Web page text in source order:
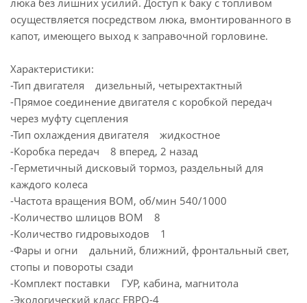
люка без лишних усилий. Доступ к баку с топливом
осуществляется посредством люка, вмонтированного в
капот, имеющего выход к заправочной горловине.
Характеристики:
-Тип двигателя дизельный, четырехтактный
-Прямое соединение двигателя с коробкой передач
через муфту сцепления
-Тип охлаждения двигателя жидкостное
-Коробка передач 8 вперед, 2 назад
-Герметичный дисковый тормоз, раздельный для
каждого колеса
-Частота вращения ВОМ, об/мин 540/1000
-Количество шлицов ВОМ 8
-Количество гидровыходов 1
-Фары и огни дальний, ближний, фронтальный свет,
стопы и повороты сзади
-Комплект поставки ГУР, кабина, магнитола
-Экологический класс ЕВРО-4